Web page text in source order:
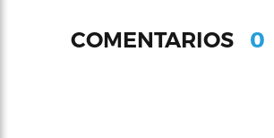
COMENTARIOS 0